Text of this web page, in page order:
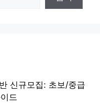
신규모집: 초보/중급
드